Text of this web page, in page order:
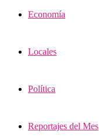
Economía
Locales
Política
Reportajes del Mes